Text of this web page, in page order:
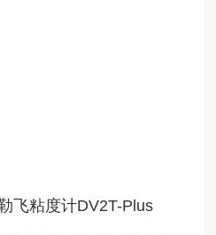
飞粘度计DV2T-Plus